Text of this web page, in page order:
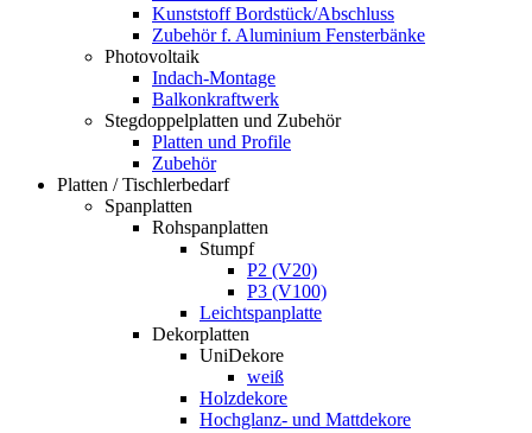
Kunststoff Bordstück/Abschluss
Zubehör f. Aluminium Fensterbänke
Photovoltaik
Indach-Montage
Balkonkraftwerk
Stegdoppelplatten und Zubehör
Platten und Profile
Zubehör
Platten / Tischlerbedarf
Spanplatten
Rohspanplatten
Stumpf
P2 (V20)
P3 (V100)
Leichtspanplatte
Dekorplatten
UniDekore
weiß
Holzdekore
Hochglanz- und Mattdekore